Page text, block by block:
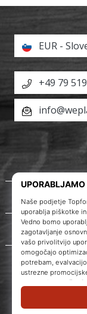
O nas
Storitve za
EUR -
+49 79